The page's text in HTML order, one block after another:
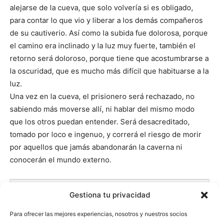
Gestiona tu privacidad
Para ofrecer las mejores experiencias, nosotros y nuestros socios
alejarse de la cueva, que solo volvería si es obligado,
para contar lo que vio y liberar a los demás compañeros
de su cautiverio. Así como la subida fue dolorosa, porque
el camino era inclinado y la luz muy fuerte, también el
retorno será doloroso, porque tiene que acostumbrarse a
la oscuridad, que es mucho más difícil que habituarse a la
luz.
Una vez en la cueva, el prisionero será rechazado, no
sabiendo más moverse allí, ni hablar del mismo modo
que los otros puedan entender. Será desacreditado,
tomado por loco e ingenuo, y correrá el riesgo de morir
por aquellos que jamás abandonarán la caverna ni
conocerán el mundo externo.